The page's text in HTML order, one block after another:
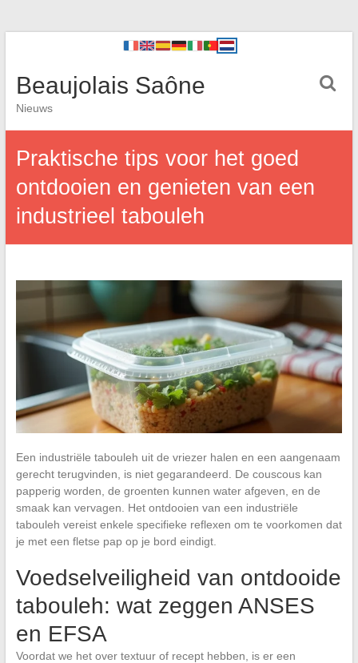
Beaujolais Saône
Nieuws
Praktische tips voor het goed
ontdooien en genieten van een
industrieel tabouleh
Een industriële tabouleh uit de vriezer halen en een aangenaam
gerecht terugvinden, is niet gegarandeerd. De couscous kan
papperig worden, de groenten kunnen water afgeven, en de
smaak kan vervagen. Het ontdooien van een industriële
tabouleh vereist enkele specifieke reflexen om te voorkomen dat
je met een fletse pap op je bord eindigt.
Voedselveiligheid van ontdooide
tabouleh: wat zeggen ANSES
en EFSA
Voordat we het over textuur of recept hebben, is er een